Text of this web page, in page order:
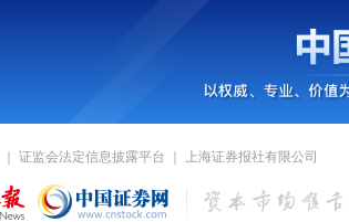
证监会法定信息披露平台 ｜ 上海证券报社有限公司